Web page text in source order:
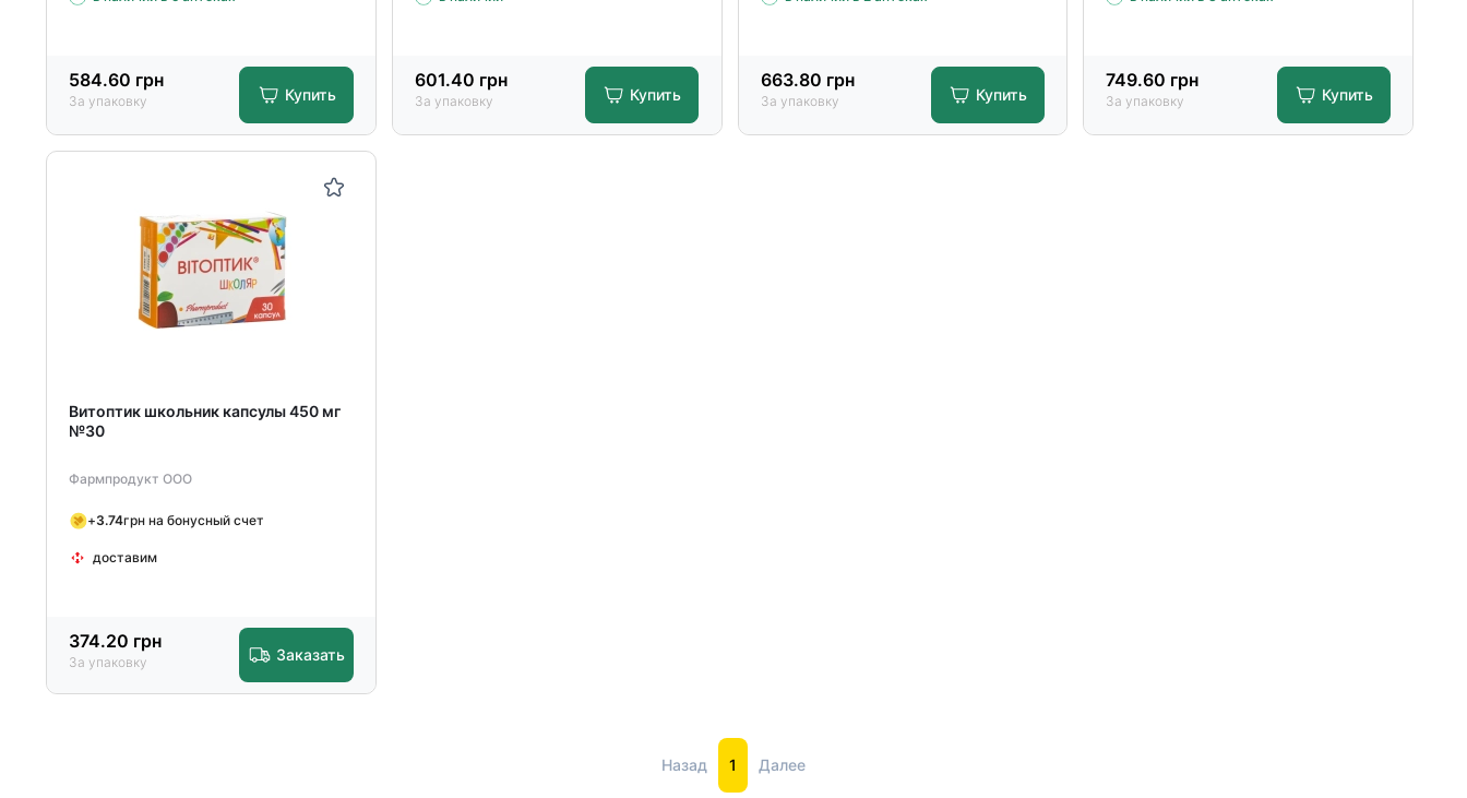
584.60 грн
За упаковку Купить
601.40 грн
За упаковку Купить
663.80 грн
За упаковку Купить
749.60 грн
За упаковку Купить
Витоптик школьник капсулы 450 мг
№30
Фармпродукт ООО
+3.74грн на бонусный счет
доставим
374.20 грн
За упаковку Заказать
Назад 1 Далее